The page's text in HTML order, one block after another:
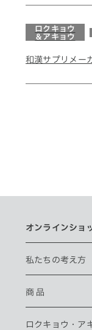
ロクキョウ
＆アキョウ
和漢サプリメー
オンラインショ
私たちの考え方
商 品
ロクキョウ・ ア